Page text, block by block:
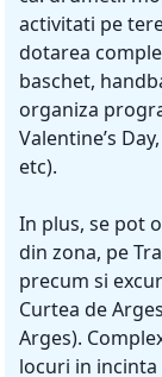
activitati pe
dotarea
baschet,
organiza
Valentine’s
etc).
In plus, se pot
din zona, pe
precum si
Curtea de
Arges).
locuri in